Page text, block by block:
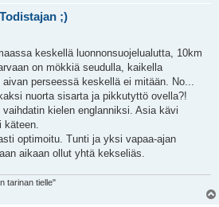
;)
keskellä luonnonsuojelualutta, 10km
on mökkiä seudulla, kaikella
perseessä keskellä ei mitään. No...
nuorta sisarta ja pikkutyttö ovella?!
kielen englanniksi. Asia kävi
optimoitu. Tunti ja yksi vapaa-ajan
aikaan ollut yhtä kekseliäs.
tarinan tielle"